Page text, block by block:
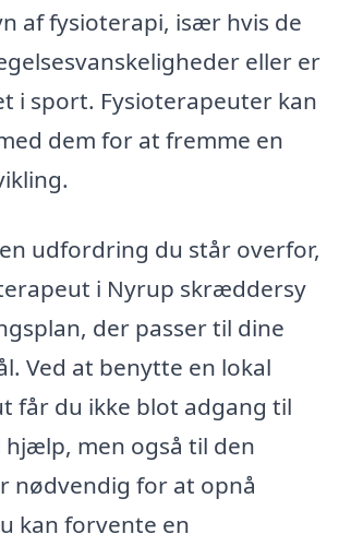
af fysioterapi, især hvis de
eller er
i sport. Fysioterapeuter kan
dem for at fremme en
udfordring du står overfor,
i Nyrup skræddersy
der passer til dine
Ved at benytte en lokal
får du ikke blot adgang til
men også til den
nødvendig for at opnå
kan forvente en